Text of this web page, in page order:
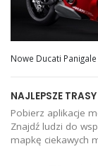
Nowe Ducati
NAJLEPSZE
Pobierz aplikacje
Znajdź ludzi do
mapkę ciekawych